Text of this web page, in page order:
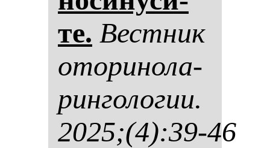
те. Вес­тник
ото­ри­но­ла­
рин­го­ло­гии.
2025;(4):39-46